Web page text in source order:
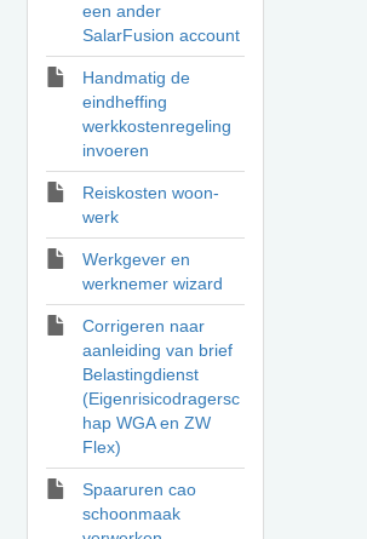
een ander
SalarFusion account
Handmatig de
eindheffing
werkkostenregeling
invoeren
Reiskosten woon-
werk
Werkgever en
werknemer wizard
Corrigeren naar
aanleiding van brief
Belastingdienst
(Eigenrisicodragersc
hap WGA en ZW
Flex)
Spaaruren cao
schoonmaak